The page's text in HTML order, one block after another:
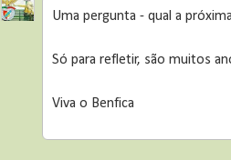
Uma pergunta - qual a
Só para refletir, são muitos
Viva o Benfica